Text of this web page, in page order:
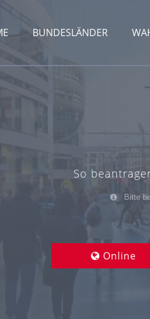
BUNDESLÄNDER
So
Bitte
Online